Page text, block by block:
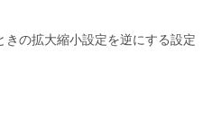
きの拡大縮小設定を逆にする設定